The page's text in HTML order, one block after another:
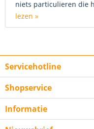
niets particulieren die
lezen »
Servicehotline
Shopservice
Informatie